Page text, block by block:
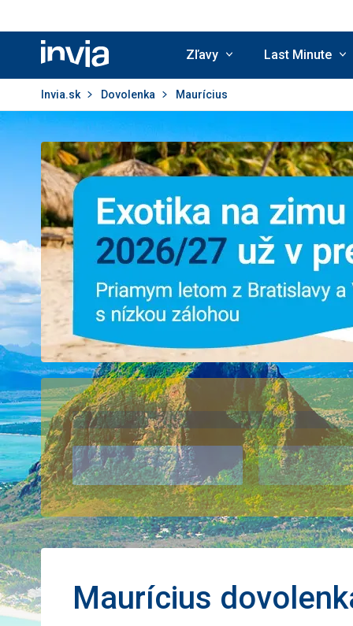
Invia.sk
Zľavy Last Minute
Invia.sk Dovolenka Maurícius
Maurícius